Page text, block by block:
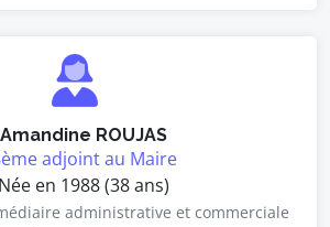
Amandine ROUJAS
adjoint au Maire
Née en 1988 (38 ans)
administrative et commerciale